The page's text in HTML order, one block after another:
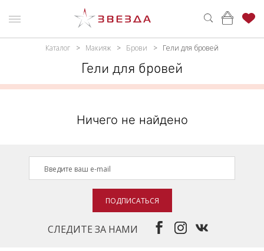
КАТАЛОГ
АДРЕСА
МАГАЗИНОВ
Каталог
ПАРФЮМЕРИЯ
АКСЕССУАРЫ
МУЖЧИНАМ
Каталог Макияж Брови Гели для бровей
Гели для бровей
Ничего не найдено
СЛЕДИТЕ ЗА НАМИ
ПОДПИСАТЬСЯ